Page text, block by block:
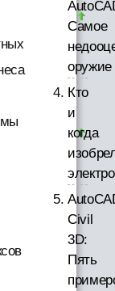
Самое
оружие
Кто
и
когда
Civil
3D:
Пять